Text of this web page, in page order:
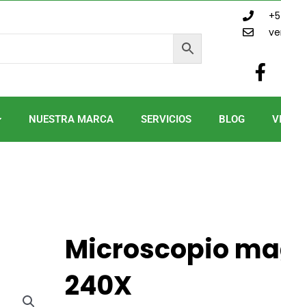
F
a
c
NUESTRA MARCA SERVICIOS BLOG
Microscopio
240X